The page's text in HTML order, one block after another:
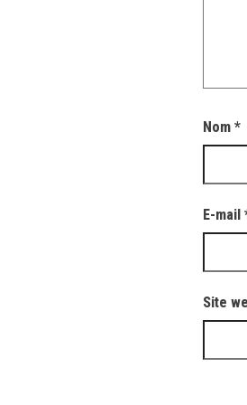
Nom*
E-mail
Site